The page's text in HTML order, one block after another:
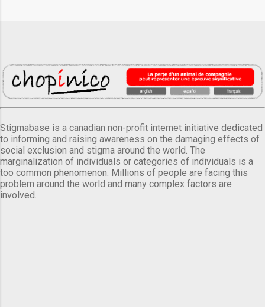
Stigmabase is a canadian non-profit internet initiative dedicated
to informing and raising awareness on the damaging effects of
social exclusion and stigma around the world. The
marginalization of individuals or categories of individuals is a
too common phenomenon. Millions of people are facing this
problem around the world and many complex factors are
involved.